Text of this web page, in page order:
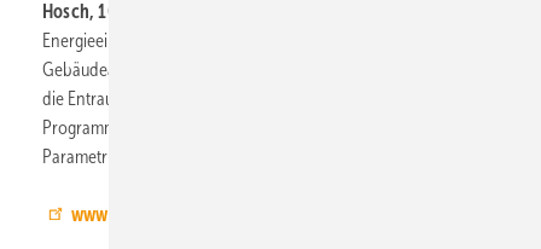
Hosch, 10.3- A79,
Energieeinsparpotenzial durch eine Modernisierung der
Gebäudeautomation inklusive der Umsetzung in der Praxis und
die Entrauchungssteuerungen rigento, die ohne
Programmierung auskommt und nur eine einfache
Parametrierung erfordert.
www.hosch-ga.de